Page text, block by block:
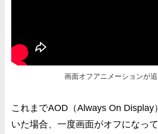
画面オフアニメーションが
これまでAOD（Always On Display
いた場合、一度画面がオフになっ